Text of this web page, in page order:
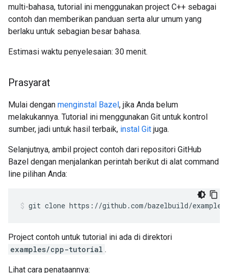
multi-bahasa, tutorial ini menggunakan project C++ sebagai
contoh dan memberikan panduan serta alur umum yang
berlaku untuk sebagian besar bahasa.
Estimasi waktu penyelesaian: 30 menit.
Prasyarat
Mulai dengan menginstal Bazel, jika Anda belum
melakukannya. Tutorial ini menggunakan Git untuk kontrol
sumber, jadi untuk hasil terbaik, instal Git juga.
Selanjutnya, ambil project contoh dari repositori GitHub
Bazel dengan menjalankan perintah berikut di alat command
line pilihan Anda:
git clone https://github.com/bazelbuild/examples
Project contoh untuk tutorial ini ada di direktori
examples/cpp-tutorial .
Lihat cara penataannya: